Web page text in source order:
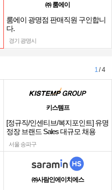
㈜ 룸에이
룸에이 광명점 판매직원 구인합니
다.
경기 광명시
1/ 4
키스템프
[정규직/인센티브/복지포인트] 유명
정장 브랜드 Sales 대규모 채용
서울 송파구
㈜사람인에이치에스